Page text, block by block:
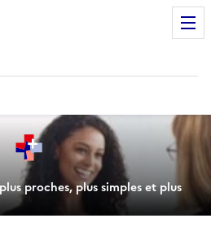
proches, plus simples et plus